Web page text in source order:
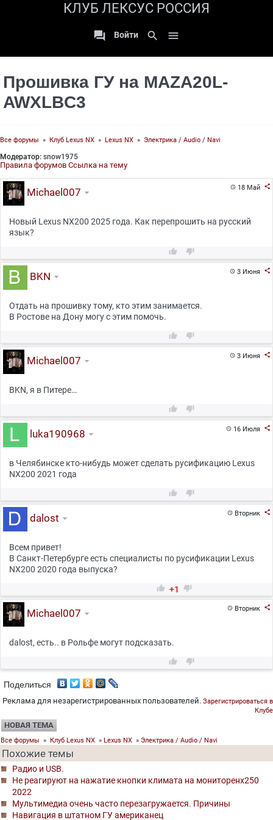
КЛУБ ЛЕКСУС РОССИЯ
 Войти search 
Прошивка ГУ на MAZA20L-
AWXLBC3
Все форумы » Клуб Lexus NX » Lexus NX » Электрика / Audio / Navi
Модератор: snow1975
Правила форумов Ссылка на тему
18 Май 
Michael007
Новый Lexus NX200 2025 года. Как перепрошить на русский
язык?
 
3 Июня 
BKN
Отдать на прошивку тому, кто этим занимается.
В Ростове на Дону могу с этим помочь.
 
3 Июня 
Michael007
BKN, я в Питере…
 
16 Июля 
luka190968
в Челябинске кто-нибудь может сделать русификацию Lexus
NX200 2021 года
 
Вторник 
dalost
Всем привет!
В Санкт-Петербурге есть специалисты по русификации Lexus
NX200 2020 года выпуска?
 +1 
Вторник 
Michael007
dalost, есть.. в Рольфе могут подсказать.
 
Поделиться
Реклама для незарегистрированных пользователей. Зарегистрироваться в
Клубе
НОВАЯ ТЕМА
Все форумы » Клуб Lexus NX » Lexus NX » Электрика / Audio / Navi
Похожие темы
Радио и USB.
Не реагируют на нажатие кнопки климата на мониторенх250
2022
Мультимедиа очень часто перезагружается. Причины
Навигация в штатном ГУ американец